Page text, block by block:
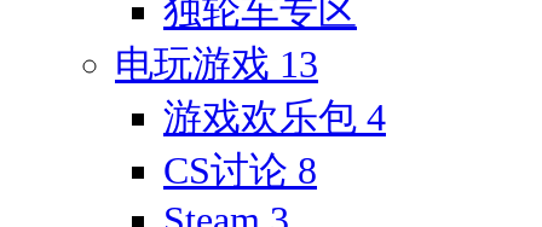
独轮车专区
电玩游戏 13
游戏欢乐包 4
CS讨论 8